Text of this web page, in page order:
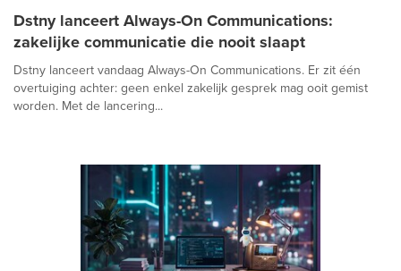
Dstny lanceert Always-On Communications:
zakelijke communicatie die nooit slaapt
Dstny lanceert vandaag Always-On Communications. Er zit één
overtuiging achter: geen enkel zakelijk gesprek mag ooit gemist
worden. Met de lancering...